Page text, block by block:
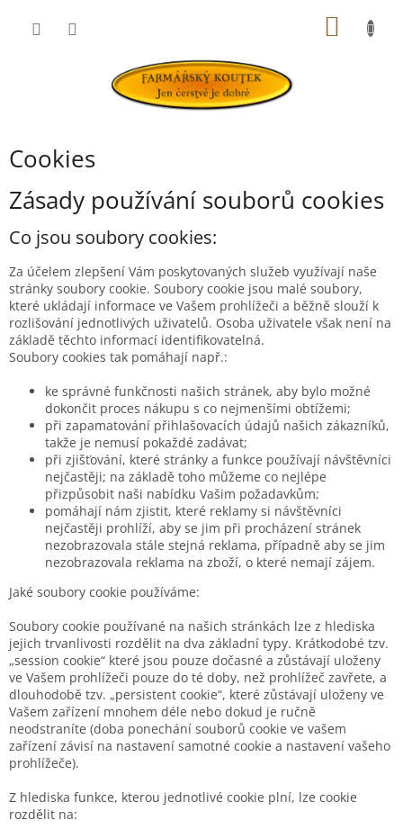
Cookies
Zásady používání souborů cookies
Co jsou soubory cookies:
Za účelem zlepšení Vám poskytovaných služeb využívají naše
stránky soubory cookie. Soubory cookie jsou malé soubory,
které ukládají informace ve Vašem prohlížeči a běžně slouží k
rozlišování jednotlivých uživatelů. Osoba uživatele však není na
základě těchto informací identifikovatelná.
Soubory cookies tak pomáhají např.:
ke správné funkčnosti našich stránek, aby bylo možné
dokončit proces nákupu s co nejmenšími obtížemi;
při zapamatování přihlašovacích údajů našich zákazníků,
takže je nemusí pokaždé zadávat;
při zjišťování, které stránky a funkce používají návštěvníci
nejčastěji; na základě toho můžeme co nejlépe
přizpůsobit naši nabídku Vašim požadavkům;
pomáhají nám zjistit, které reklamy si návštěvníci
nejčastěji prohlíží, aby se jim při procházení stránek
nezobrazovala stále stejná reklama, případně aby se jim
nezobrazovala reklama na zboží, o které nemají zájem.
Jaké soubory cookie používáme:
Soubory cookie používané na našich stránkách lze z hlediska
jejich trvanlivosti rozdělit na dva základní typy. Krátkodobé tzv.
„session cookie“ které jsou pouze dočasné a zůstávají uloženy
ve Vašem prohlížeči pouze do té doby, než prohlížeč zavřete, a
dlouhodobě tzv. „persistent cookie“, které zůstávají uloženy ve
Vašem zařízení mnohem déle nebo dokud je ručně
neodstraníte (doba ponechání souborů cookie ve vašem
zařízení závisí na nastavení samotné cookie a nastavení vašeho
prohlížeče).
Z hlediska funkce, kterou jednotlivé cookie plní, lze cookie
rozdělit na: